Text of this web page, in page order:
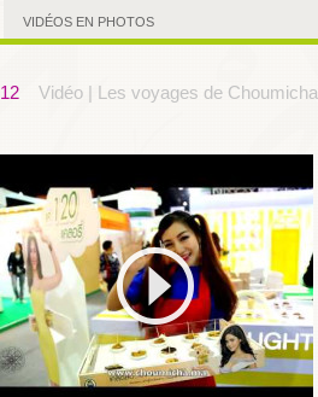
VIDÉOS EN PHOTOS
12 Vidéo | Les voyages de Choumicha